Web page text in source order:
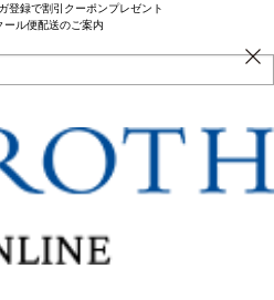
登録で割引クーポンプレゼント
ール便配送のご案内